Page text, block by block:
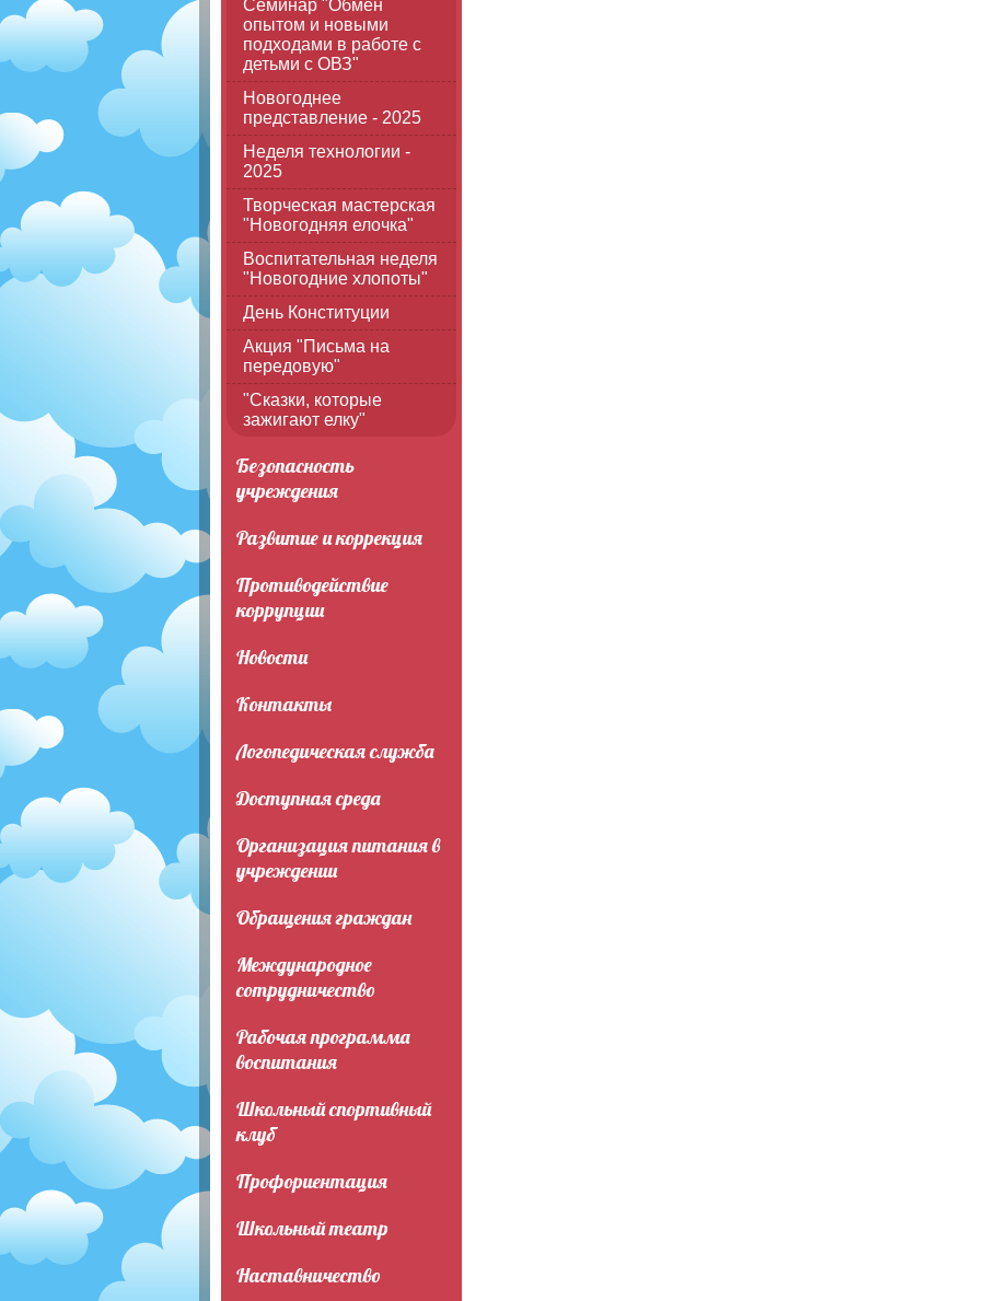
Семинар "Обмен
опытом и новыми
подходами в работе с
детьми с ОВЗ"
Новогоднее
представление - 2025
Неделя технологии -
2025
Творческая мастерская
"Новогодняя елочка"
Воспитательная неделя
"Новогодние хлопоты"
День Конституции
Акция "Письма на
передовую"
"Сказки, которые
зажигают елку"
Безопасность
учреждения
Развитие и коррекция
Противодействие
коррупции
Новости
Контакты
Логопедическая служба
Доступная среда
Организация питания в
учреждении
Обращения граждан
Международное
сотрудничество
Рабочая программа
воспитания
Школьный спортивный
клуб
Профориентация
Школьный театр
Наставничество